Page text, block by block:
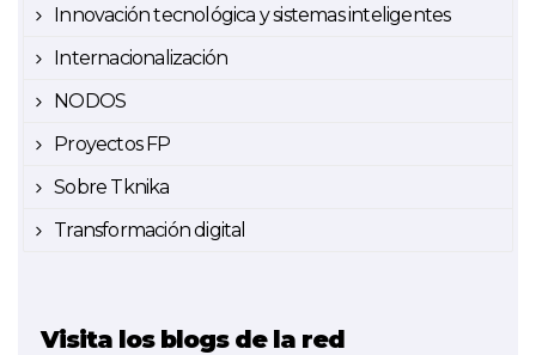
Innovación tecnológica y sistemas inteligentes
Internacionalización
NODOS
Proyectos FP
Sobre Tknika
Transformación digital
Visita los blogs de la red